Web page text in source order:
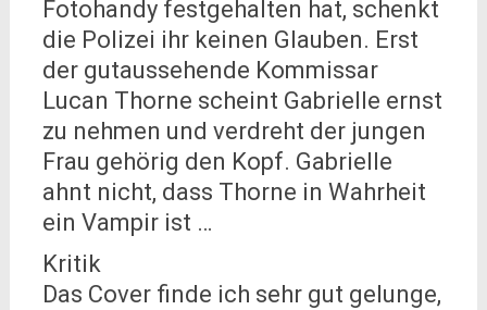
Fotohandy festgehalten hat, schenkt
die Polizei ihr keinen Glauben. Erst
der gutaussehende Kommissar
Lucan Thorne scheint Gabrielle ernst
zu nehmen und verdreht der jungen
Frau gehörig den Kopf. Gabrielle
ahnt nicht, dass Thorne in Wahrheit
ein Vampir ist …
Kritik
Das Cover finde ich sehr gut gelunge,